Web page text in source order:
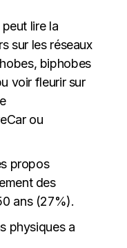
peut lire la
sur les réseaux
biphobes
voir fleurir sur
ou
propos
des
ans (27%).
physiques a